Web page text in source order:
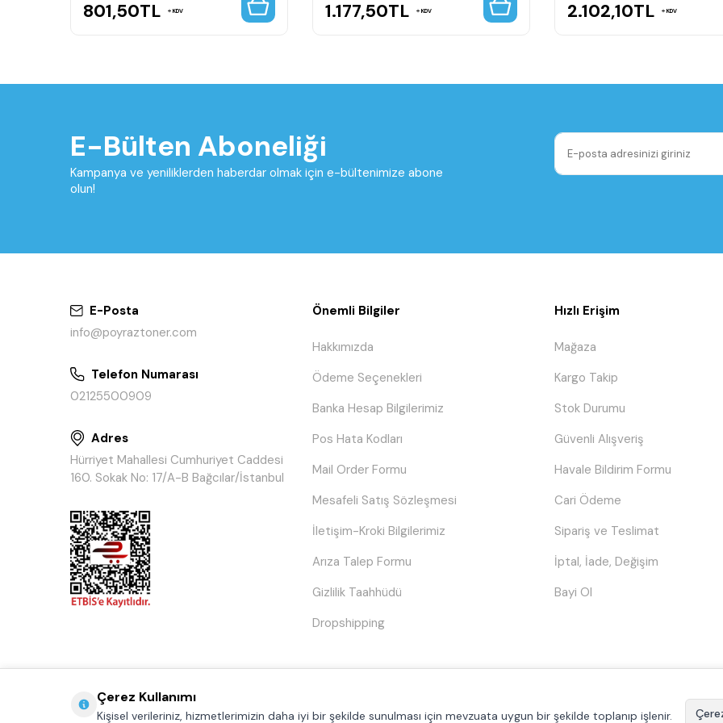
801,50TL KDV 1.177,50TL KDV 2.102,10TL KDV
E-Bülten Aboneliği
Kampanya ve yeniliklerden haberdar olmak için e-bültenimize abone
olun!
E-Posta
info@poyraztoner.com
Telefon Numarası
02125500909
Adres
Hürriyet Mahallesi Cumhuriyet Caddesi
160. Sokak No: 17/A-B Bağcılar/İstanbul
Önemli Bilgiler
Hakkımızda
Ödeme Seçenekleri
Banka Hesap Bilgilerimiz
Pos Hata Kodları
Mail Order Formu
Mesafeli Satış Sözleşmesi
İletişim-Kroki Bilgilerimiz
Arıza Talep Formu
Gizlilik Taahhüdü
Dropshipping
Hızlı Erişim
Mağaza
Kargo Takip
Stok Durumu
Güvenli Alışveriş
Havale Bildirim Formu
Cari Ödeme
Sipariş ve Teslimat
İptal, İade, Değişim
Bayi Ol
Çerez Kullanımı
Kişisel verileriniz, hizmetlerimizin daha iyi bir şekilde sunulması için mevzuata uygun bir şekilde toplanıp işlenir.